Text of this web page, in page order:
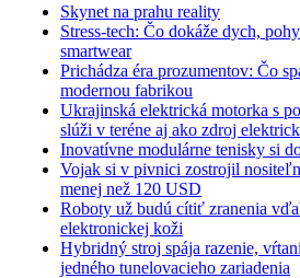
Skynet na prahu reality
Stress-tech: Čo dokáže dych,
smartwear
Prichádza éra prozumentov: Čo
modernou fabrikou
Ukrajinská elektrická motorka s
slúži v teréne aj ako zdroj
Inovatívne modulárne tenisky si
Vojak si v pivnici zostrojil
menej než 120 USD
Roboty už budú cítiť zranenia
elektronickej koži
Hybridný stroj spája razenie,
jedného tunelovacieho zariadenia